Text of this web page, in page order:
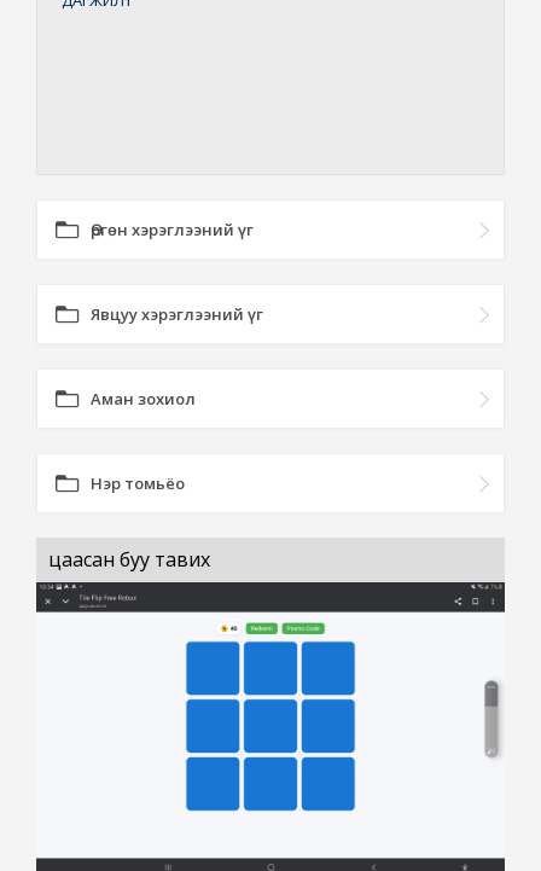
Өргөн хэрэглээний үг
Явцуу хэрэглээний үг
Аман зохиол
Нэр томьёо
цаасан буу тавих